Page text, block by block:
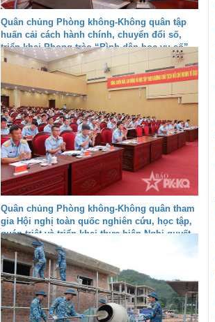
Quân chủng Phòng không-Không quân tập
huấn cải cách hành chính, chuyển đổi số,
triển khai Phong trào “Bình dân học vụ số”
Quân chủng Phòng không-Không quân tham
gia Hội nghị toàn quốc nghiên cứu, học tập,
quán triệt và triển khai thực hiện Nghị quyết
Hội nghị lần thứ ba Ban Chấp hành Trung
ương Đảng khóa XIV